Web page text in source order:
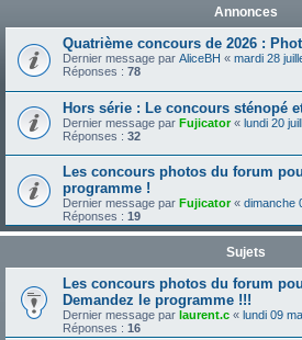
Annonces
Quatrième concours de 2026 :
Dernier message par AliceBH « mardi 28
Réponses : 78
Hors série : Le concours sténopé
Dernier message par Fujicator« lundi 20
Réponses : 32
Les concours photos du forum
programme !
Dernier message par Fujicator« dimanche
Réponses : 19
Sujets
Les concours photos du forum
Demandez le programme !!!
Dernier message par laurent.c « lundi 09
Réponses : 16